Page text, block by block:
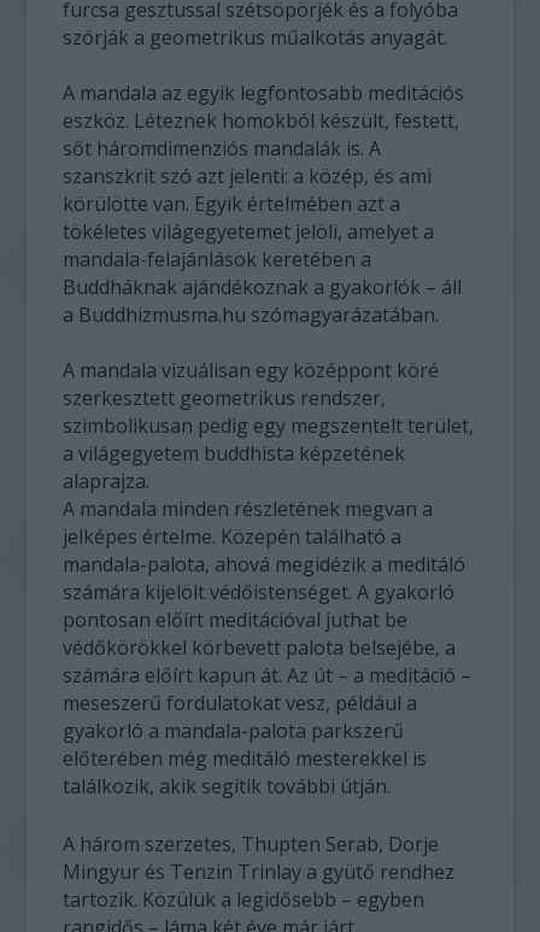
furcsa gesztussal szétsöpörjék és a folyóba
szórják a geometrikus műalkotás anyagát.
A mandala az egyik legfontosabb meditációs
eszköz. Léteznek homokból készült, festett,
sőt háromdimenziós mandalák is. A
szanszkrit szó azt jelenti: a közép, és ami
körülötte van. Egyik értelmében azt a
tökéletes világegyetemet jelöli, amelyet a
mandala-felajánlások keretében a
Buddháknak ajándékoznak a gyakorlók – áll
a Buddhizmusma.hu szómagyarázatában.
A mandala vizuálisan egy középpont köré
szerkesztett geometrikus rendszer,
szimbolikusan pedig egy megszentelt terület,
a világegyetem buddhista képzetének
alaprajza.
A mandala minden részletének megvan a
jelképes értelme. Közepén található a
mandala-palota, ahová megidézik a meditáló
számára kijelölt védőistenséget. A gyakorló
pontosan előírt meditációval juthat be
védőkörökkel körbevett palota belsejébe, a
számára előírt kapun át. Az út – a meditáció –
meseszerű fordulatokat vesz, például a
gyakorló a mandala-palota parkszerű
előterében még meditáló mesterekkel is
találkozik, akik segítik további útján.
A három szerzetes, Thupten Serab, Dorje
Mingyur és Tenzin Trinlay a gyütő rendhez
tartozik. Közülük a legidősebb – egyben